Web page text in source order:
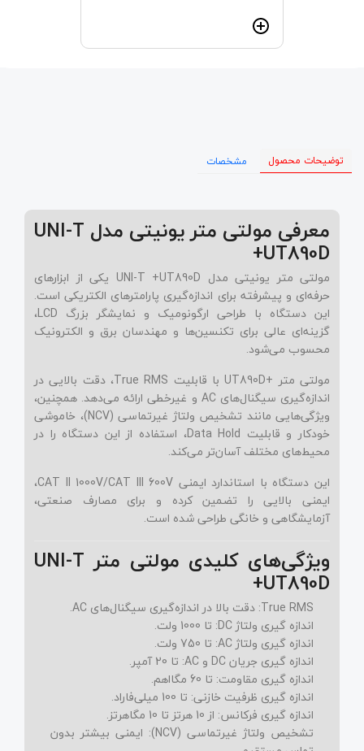
توضیحات محصول مشخصات
معرفی مولتی‌ متر یونیتی مدل UNI-T
+UT890D
مولتی‌ متر یونیتی مدل UNI-T +UT890D یکی از ابزارهای
حرفه‌ای و پیشرفته برای اندازه‌گیری پارامترهای الکتریکی است.
این دستگاه با طراحی ارگونومیک و نمایشگر بزرگ LCD،
گزینه‌ای عالی برای تکنسین‌ها و مهندسان برق و الکترونیک
محسوب می‌شود.
مولتی‌ متر +UT890D با قابلیت True RMS، دقت بالایی در
اندازه‌گیری سیگنال‌های AC و غیرخطی ارائه می‌دهد. همچنین،
ویژگی‌هایی مانند تشخیص ولتاژ غیرتماسی (NCV)، خاموشی
خودکار و قابلیت Data Hold، استفاده از این دستگاه را در
محیط‌های مختلف آسان‌تر می‌کند.
این دستگاه با استاندارد ایمنی CAT II 1000V/CAT III 600V،
ایمنی بالایی را تضمین کرده و برای مصارف صنعتی،
آزمایشگاهی و خانگی طراحی شده است.
ویژگی‌های کلیدی مولتی‌ متر UNI-T
+UT890D
True RMS: دقت بالا در اندازه‌گیری سیگنال‌های AC.
اندازه‌ گیری ولتاژ DC:
تا 1000 ولت.
اندازه‌ گیری ولتاژ AC:
تا 750 ولت.
اندازه‌ گیری جریان DC و AC:
تا 20 آمپر.
اندازه‌ گیری مقاومت: تا 60 مگااهم.
اندازه‌ گیری ظرفیت خازنی: تا 100 میلی‌فاراد.
اندازه‌ گیری فرکانس: از 10 هرتز تا 10 مگاهرتز.
تشخیص ولتاژ غیرتماسی (NCV):
ایمنی بیشتر بدون